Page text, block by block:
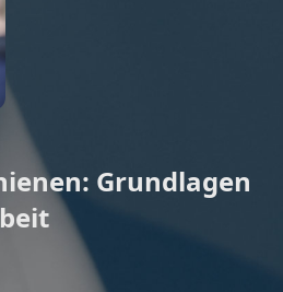
Grundlagen